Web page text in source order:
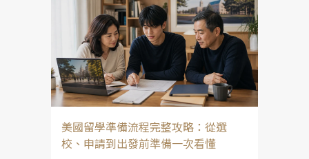
美國留學準備流程完整攻略：從選
校、申請到出發前準備一次看懂